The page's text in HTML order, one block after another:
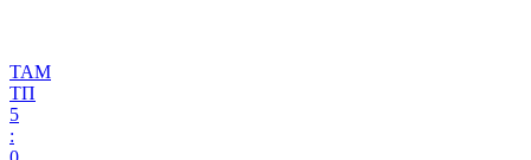
ТАМ
ТП
5
: